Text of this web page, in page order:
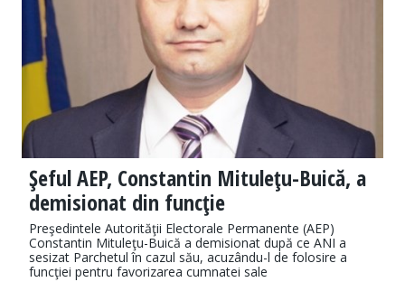
Şeful AEP, Constantin Mituleţu-Buică, a
demisionat din funcţie
Preşedintele Autorităţii Electorale Permanente (AEP)
Constantin Mituleţu-Buică a demisionat după ce ANI a
sesizat Parchetul în cazul său, acuzându-l de folosire a
funcţiei pentru favorizarea cumnatei sale